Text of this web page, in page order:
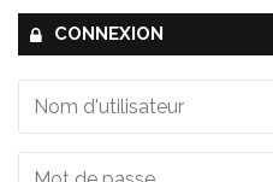
CONNEXION